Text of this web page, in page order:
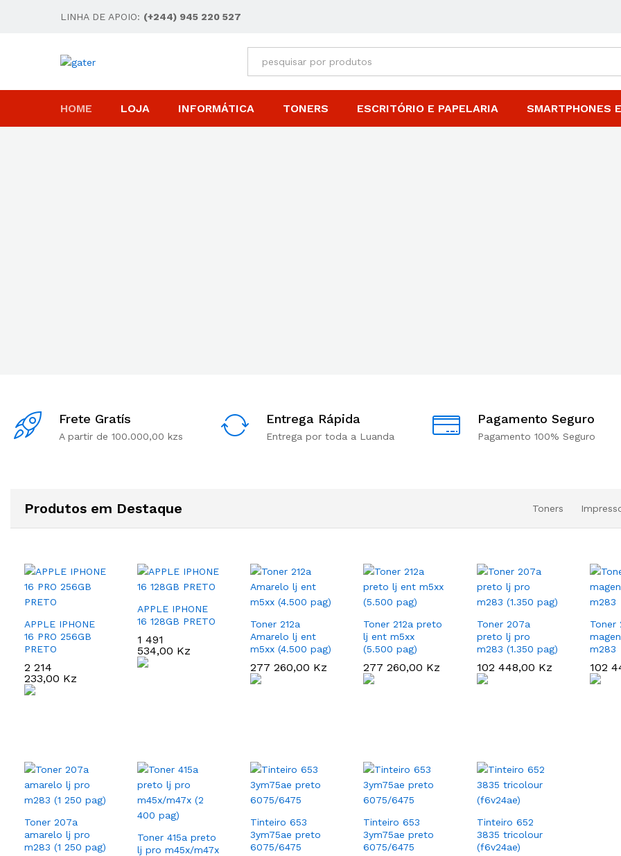
LINHA DE APOIO: (+244) 945 220 527
HOME LOJA INFORMÁTICA TONERS ESCRITÓRIO E PAPELARIA SMARTPHONES
Frete Gratís
A partir de 100.000,00 kzs
Entrega Rápida
Entrega por toda a Luanda
Pagamento Seguro
Pagamento 100% Seguro
Produtos em Destaque Toners
APPLE IPHONE
16 PRO 256GB
PRETO
2 214
233,00 Kz
2 214
233,00 Kz
APPLE IPHONE
16 128GB PRETO
1 491
534,00 Kz
1 491
534,00 Kz
Toner 212a
Amarelo lj ent
m5xx (4.500 pag)
277 260,00 Kz
277 260,00 Kz
Toner 212a preto
lj ent m5xx
(5.500 pag)
277 260,00 Kz
277 260,00 Kz
Toner 207a
preto lj pro
m283 (1.350 pag)
102 448,00 Kz
102 448,00 Kz
Toner
m283
102
102
Toner 207a
amarelo lj pro
m283 (1 250 pag)
Toner 415a preto
lj pro m45x/m47x
Tinteiro 653
3ym75ae preto
6075/6475
Tinteiro 653
3ym75ae preto
6075/6475
Tinteiro 652
3835 tricolour
(f6v24ae)